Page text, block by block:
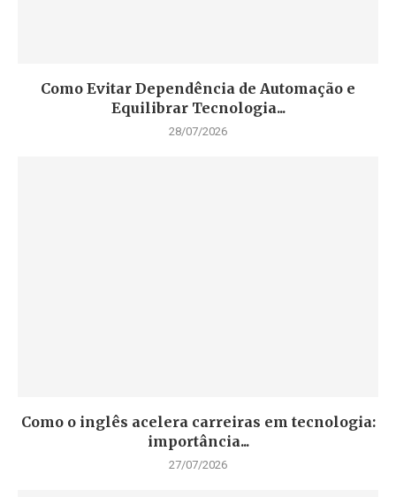
Como Evitar Dependência de Automação e
Equilibrar Tecnologia...
28/07/2026
Como o inglês acelera carreiras em tecnologia:
importância...
27/07/2026